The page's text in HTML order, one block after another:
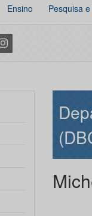
Ensino Pesquisa